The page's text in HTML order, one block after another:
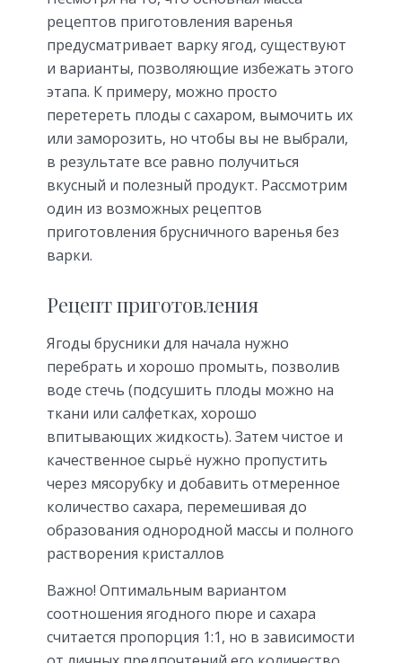
рецептов приготовления варенья
предусматривает варку ягод, существуют
и варианты, позволяющие избежать этого
этапа. К примеру, можно просто
перетереть плоды с сахаром, вымочить их
или заморозить, но чтобы вы не выбрали,
в результате все равно получиться
вкусный и полезный продукт. Рассмотрим
один из возможных рецептов
приготовления брусничного варенья без
варки.
Рецепт приготовления
Ягоды брусники для начала нужно
перебрать и хорошо промыть, позволив
воде стечь (подсушить плоды можно на
ткани или салфетках, хорошо
впитывающих жидкость). Затем чистое и
качественное сырьё нужно пропустить
через мясорубку и добавить отмеренное
количество сахара, перемешивая до
образования однородной массы и полного
растворения кристаллов
Важно! Оптимальным вариантом
соотношения ягодного пюре и сахара
считается пропорция 1:1, но в зависимости